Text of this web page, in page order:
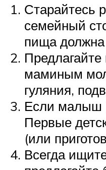
Старайтесь
семейный
пища должна
маминым
гуляния,
Если малыш
Первые
(или
Всегда